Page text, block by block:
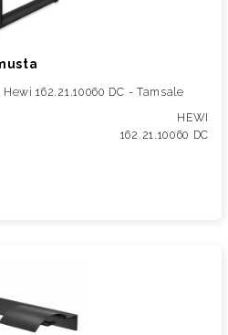
162.21.10060 DC - Tamsale
HEWI
162.21.10060 DC